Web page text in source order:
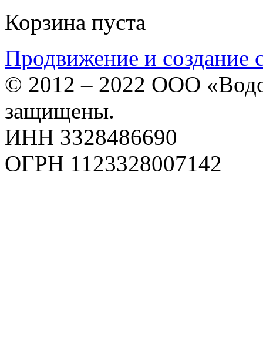
Корзина пуста
Продвижение и создание
© 2012 – 2022 ООО
защищены.
ИНН 3328486690
ОГРН 1123328007142